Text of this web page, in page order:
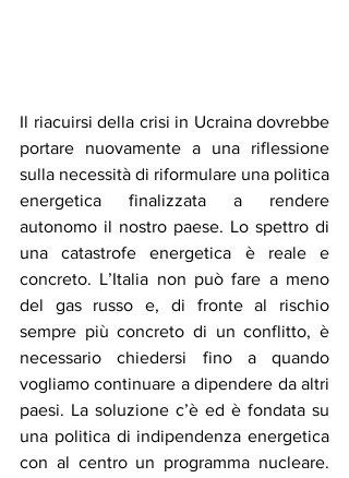
Il riacuirsi della crisi in Ucraina dovrebbe
portare nuovamente a una riflessione
sulla necessità di riformulare una politica
energetica finalizzata a rendere
autonomo il nostro paese. Lo spettro di
una catastrofe energetica è reale e
concreto. L’Italia non può fare a meno
del gas russo e, di fronte al rischio
sempre più concreto di un conflitto, è
necessario chiedersi fino a quando
vogliamo continuare a dipendere da altri
paesi. La soluzione c’è ed è fondata su
una politica di indipendenza energetica
con al centro un programma nucleare.